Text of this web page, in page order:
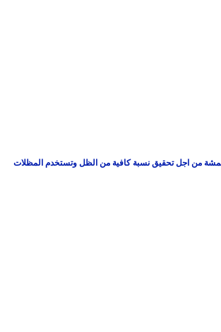
من اجل تحقيق نسبة كافية من الظل وتستخدم المظلات